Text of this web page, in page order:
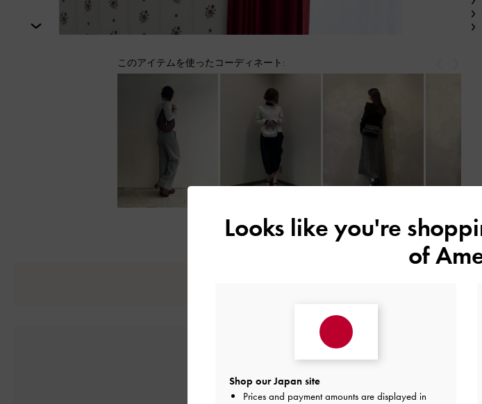
次
このアイテムを使ったコーディネート:
カスタマー
Looks like you're
of
Shop our Japan site
Prices and payment amounts are displayed in